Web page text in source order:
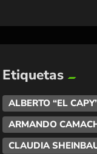
Etiquetas
ALBERTO “EL
ARMANDO
CLAUDIA